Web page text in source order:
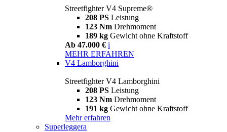
Streetfighter V4 Supreme®
208 PS Leistung
123 Nm Drehmoment
189 kg Gewicht ohne Kraftstoff
Ab 47.000 € i
MEHR ERFAHREN
V4 Lamborghini
Streetfighter V4 Lamborghini
208 PS Leistung
123 Nm Drehmoment
191 kg Gewicht ohne Kraftstoff
Mehr erfahren
Superleggera